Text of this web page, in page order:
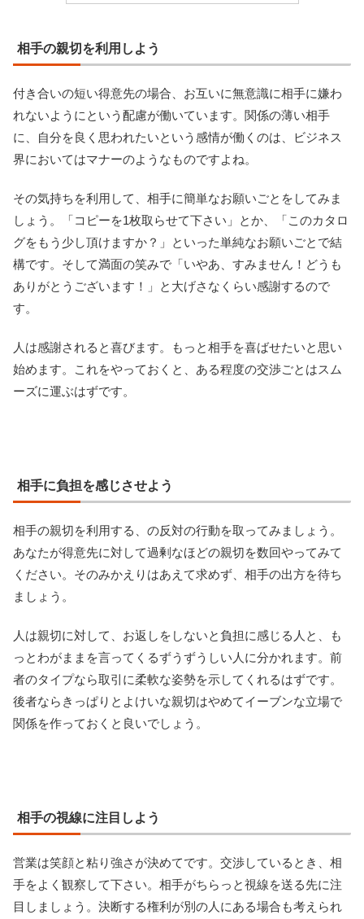
相手の親切を利用しよう
付き合いの短い得意先の場合、お互いに無意識に相手に嫌わ
れないようにという配慮が働いています。関係の薄い相手
に、自分を良く思われたいという感情が働くのは、ビジネス
界においてはマナーのようなものですよね。
その気持ちを利用して、相手に簡単なお願いごとをしてみま
しょう。「コピーを1枚取らせて下さい」とか、「このカタロ
グをもう少し頂けますか？」といった単純なお願いごとで結
構です。そして満面の笑みで「いやあ、すみません！どうも
ありがとうございます！」と大げさなくらい感謝するので
す。
人は感謝されると喜びます。もっと相手を喜ばせたいと思い
始めます。これをやっておくと、ある程度の交渉ごとはスム
ーズに運ぶはずです。
相手に負担を感じさせよう
相手の親切を利用する、の反対の行動を取ってみましょう。
あなたが得意先に対して過剰なほどの親切を数回やってみて
ください。そのみかえりはあえて求めず、相手の出方を待ち
ましょう。
人は親切に対して、お返しをしないと負担に感じる人と、も
っとわがままを言ってくるずうずうしい人に分かれます。前
者のタイプなら取引に柔軟な姿勢を示してくれるはずです。
後者ならきっぱりとよけいな親切はやめてイーブンな立場で
関係を作っておくと良いでしょう。
相手の視線に注目しよう
営業は笑顔と粘り強さが決めてです。交渉しているとき、相
手をよく観察して下さい。相手がちらっと視線を送る先に注
目しましょう。決断する権利が別の人にある場合も考えられ